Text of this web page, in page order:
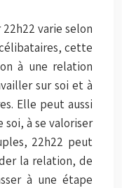
varie selon
cette
à une relation
sur soi et à
Elle peut aussi
soi, à se valoriser
22h22 peut
la relation, de
à une étape